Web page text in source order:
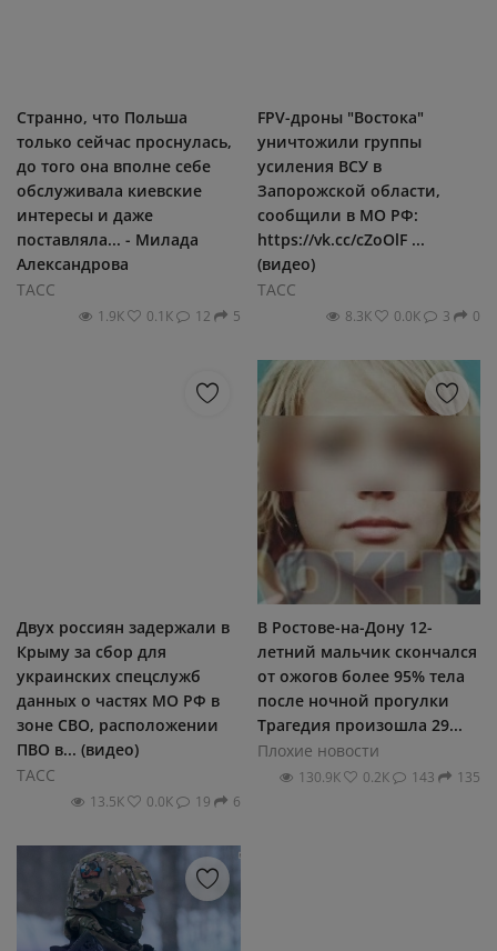
Странно, что Польша
только сейчас проснулась,
до того она вполне себе
обслуживала киевские
интересы и даже
поставляла... - Милада
Александрова
ТАСС
1.9К 0.1К 12 5
FPV-дроны "Востока"
уничтожили группы
усиления ВСУ в
Запорожской области,
сообщили в МО РФ:
https://vk.cc/cZoOlF ...
(видео)
ТАСС
8.3К 0.0К 3 0
Двух россиян задержали в
Крыму за сбор для
украинских спецслужб
данных о частях МО РФ в
зоне СВО, расположении
ПВО в... (видео)
ТАСС
13.5К 0.0К 19 6
В Ростове-на-Дону 12-
летний мальчик скончался
от ожогов более 95% тела
после ночной прогулки
Трагедия произошла 29...
Плохие новости
130.9К 0.2К 143 135